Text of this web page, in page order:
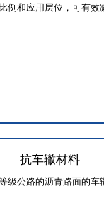
例和应用层位，可有效
抗车辙材料
级公路的沥青路面的车